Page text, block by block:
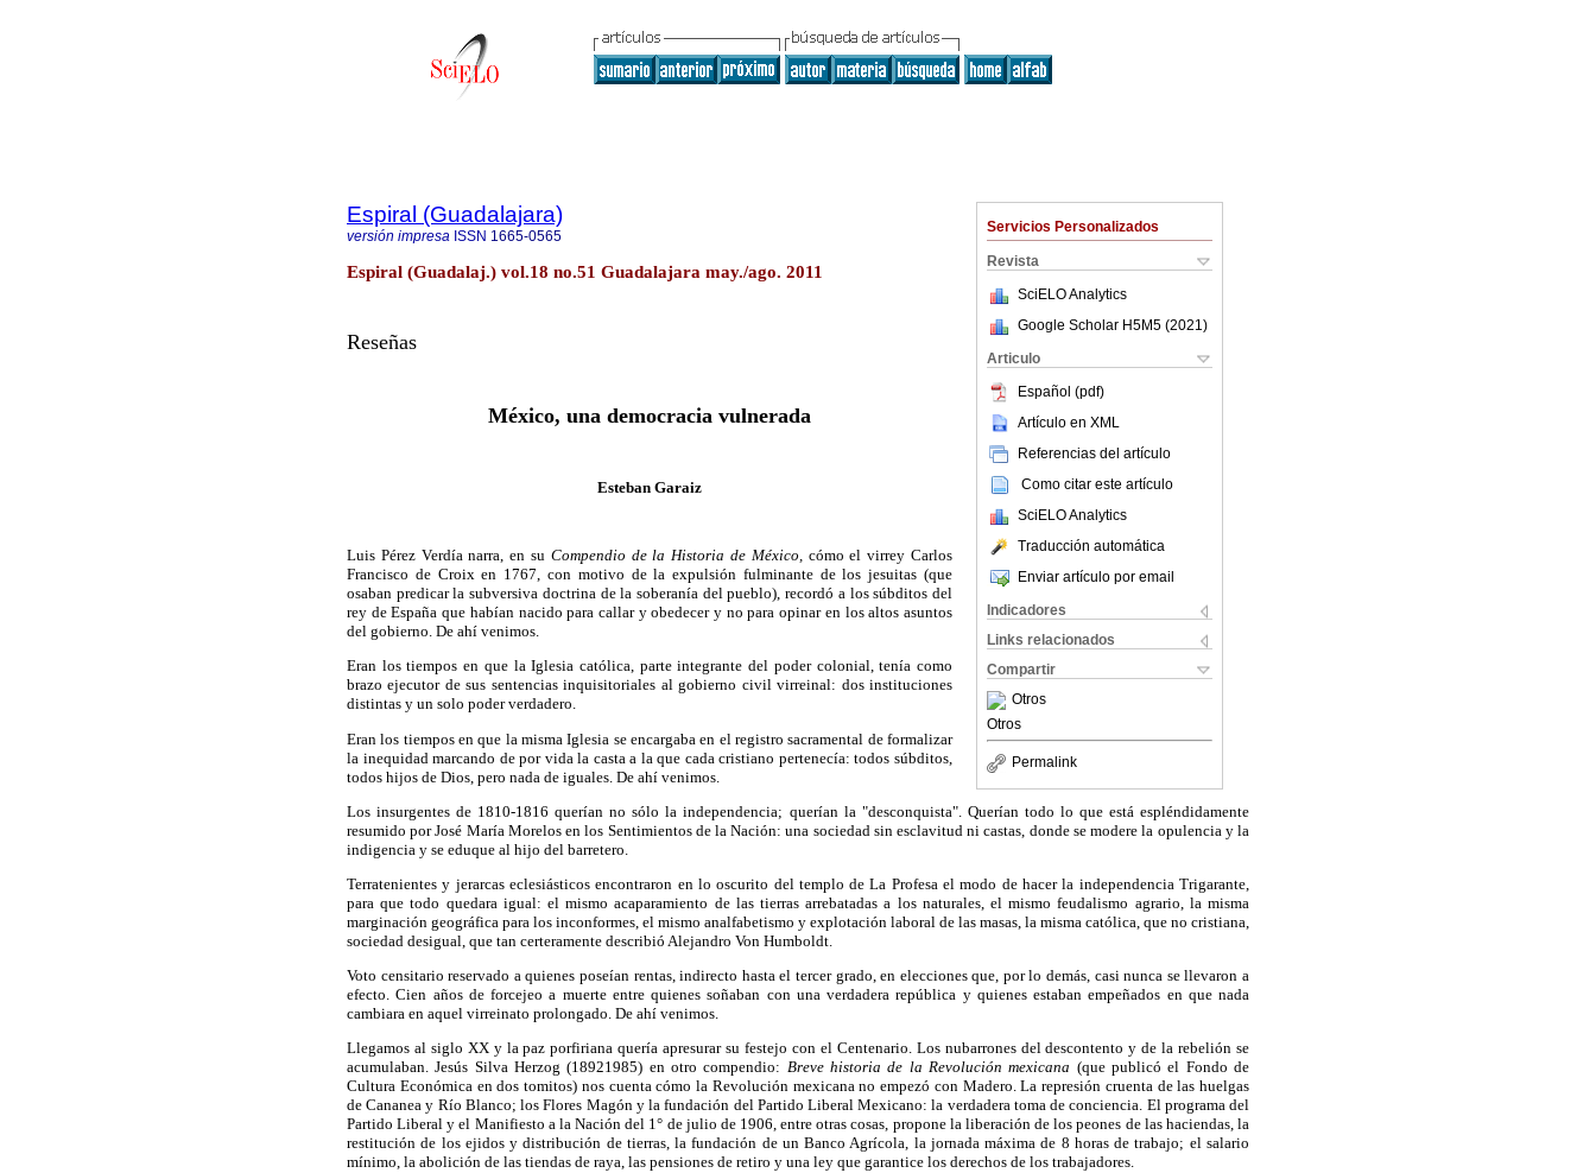
Servicios Personalizados
Revista
SciELO Analytics
Google Scholar H5M5 (2021 )
Articulo
Español (pdf)
Artículo en XML
Referencias del artículo
Como citar este artículo
SciELO Analytics
Traducción automática
Enviar artículo por email
Indicadores
Links relacionados
Compartir
Otros
Otros
Permalink
Espiral (Guadalajara)
versión impresa ISSN 1665-0565
Espiral (Guadalaj.) vol.18 no.51 Guadalajara may./ago. 2011
Reseñas
México, una democracia vulnerada
Esteban Garaiz
Luis Pérez Verdía narra, en su Compendio de la Historia de México,cómo el virrey Carlos
Francisco de Croix en 1767, con motivo de la expulsión fulminante de los jesuitas (que
osaban predicar la subversiva doctrina de la soberanía del pueblo), recordó a los súbditos del
rey de España que habían nacido para callar y obedecer y no para opinar en los altos asuntos
del gobierno. De ahí venimos.
Eran los tiempos en que la Iglesia católica, parte integrante del poder colonial, tenía como
brazo ejecutor de sus sentencias inquisitoriales al gobierno civil virreinal: dos instituciones
distintas y un solo poder verdadero.
Eran los tiempos en que la misma Iglesia se encargaba en el registro sacramental de formalizar
la inequidad marcando de por vida la casta a la que cada cristiano pertenecía: todos súbditos,
todos hijos de Dios, pero nada de iguales. De ahí venimos.
Los insurgentes de 1810-1816 querían no sólo la independencia; querían la "desconquista". Querían todo lo que está espléndidamente
resumido por José María Morelos en los Sentimientos de la Nación: una sociedad sin esclavitud ni castas, donde se modere la opulencia y la
indigencia y se eduque al hijo del barretero.
Terratenientes y jerarcas eclesiásticos encontraron en lo oscurito del templo de La Profesa el modo de hacer la independencia Trigarante,
para que todo quedara igual: el mismo acaparamiento de las tierras arrebatadas a los naturales, el mismo feudalismo agrario, la misma
marginación geográfica para los inconformes, el mismo analfabetismo y explotación laboral de las masas, la misma católica, que no cristiana,
sociedad desigual, que tan certeramente describió Alejandro Von Humboldt.
Voto censitario reservado a quienes poseían rentas, indirecto hasta el tercer grado, en elecciones que, por lo demás, casi nunca se llevaron a
efecto. Cien años de forcejeo a muerte entre quienes soñaban con una verdadera república y quienes estaban empeñados en que nada
cambiara en aquel virreinato prolongado. De ahí venimos.
Llegamos al siglo XX y la paz porfiriana quería apresurar su festejo con el Centenario. Los nubarrones del descontento y de la rebelión se
acumulaban. Jesús Silva Herzog (18921985) en otro compendio: Breve historia de la Revolución mexicana (que publicó el Fondo de
Cultura Económica en dos tomitos) nos cuenta cómo la Revolución mexicana no empezó con Madero. La represión cruenta de las huelgas
de Cananea y Río Blanco; los Flores Magón y la fundación del Partido Liberal Mexicano: la verdadera toma de conciencia. El programa del
Partido Liberal y el Manifiesto a la Nación del 1° de julio de 1906, entre otras cosas, propone la liberación de los peones de las haciendas, la
restitución de los ejidos y distribución de tierras, la fundación de un Banco Agrícola, la jornada máxima de 8 horas de trabajo; el salario
mínimo, la abolición de las tiendas de raya, las pensiones de retiro y una ley que garantice los derechos de los trabajadores.